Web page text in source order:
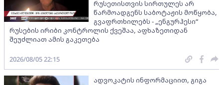
რუსეთისთვის სირთულეს არ
წარმოადგენს საბოტაჟის მოწყობა,
გვაფრთხილებს - „ენგურჰესი“
რუსების ირიბი კონტროლის ქვეშაა, აფხაზეთიდან
შეუძლიათ ამის გაკეთება
2026/08/05 22:15
ადვოკატის ინფორმაციით, გიგა